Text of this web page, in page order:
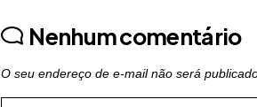
Nenhum comentário
O seu endereço de e-mail não será